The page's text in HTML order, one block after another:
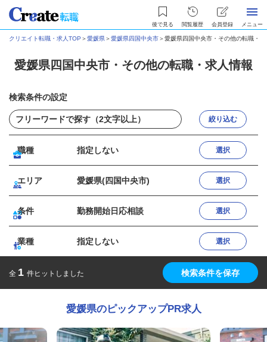
後で見る 閲覧履歴 会員登録 メニュー
クリエイト転職・求人TOP ＞愛媛県＞愛媛県四国中央市＞愛媛県四国中央市・その他の転職・求
愛媛県四国中央市・その他の転職・求人情報
検索条件の設定
絞り込む
職種 指定しない 選択
エリア 愛媛県(四国中央市) 選択
条件 勤務開始日応相談 選択
業種 指定しない 選択
全 1 件ヒットしました 検索条件を保存
愛媛県のピックアップPR求人